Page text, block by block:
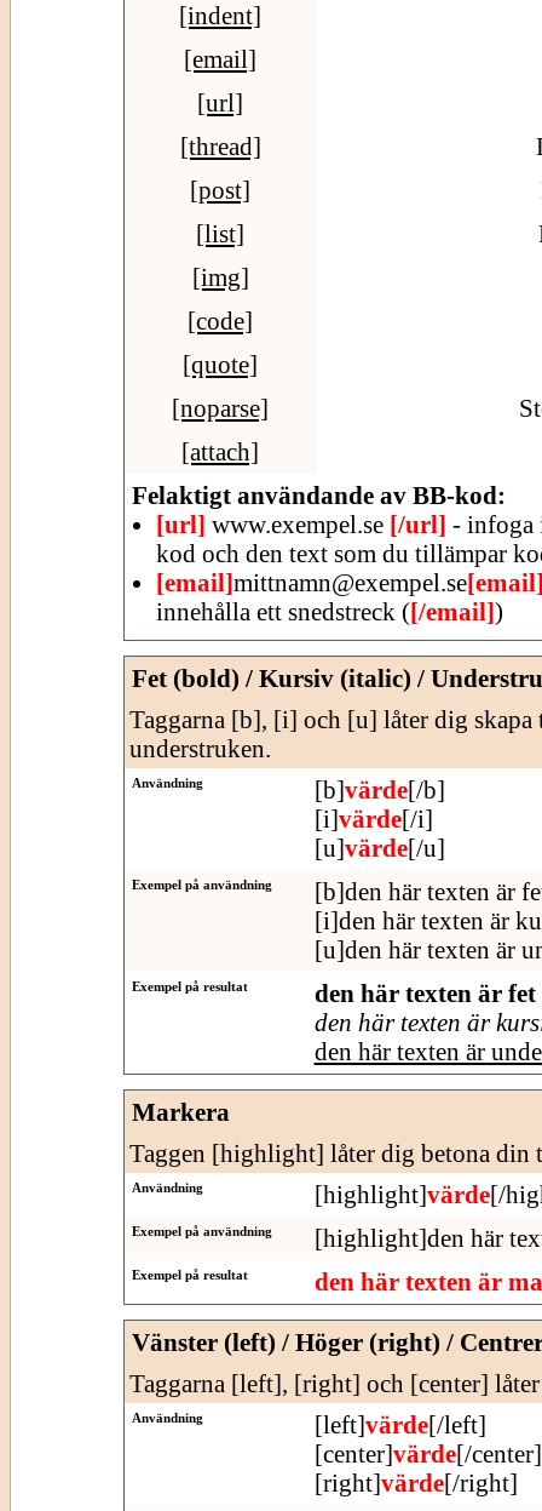
[indent]
[email]
[url]
[thread]
[post]
[list]
[img]
[code]
[quote]
[noparse]
[attach]
Felaktigt användande av BB-kod:
[url] www.exempel.se [/url] - infoga
kod och den text som du tillämpar
[email]mittnamn@exempel.se
innehålla ett snedstreck ([/email])
Fet (bold) / Kursiv (italic) /
Taggarna [b], [i] och [u] låter dig
understruken.
Användning [b]värde[/b]
[i]värde[/i]
[u]värde[/u]
Exempel på användning
[b]den här texten är
[i]den här texten är
[u]den här texten är
Exempel på resultat
den här texten är fet
den här texten är
den här texten är
Markera
Taggen [highlight] låter dig betona din
Användning [highlight]värde[/
Exempel på användning [highlight]den här
Exempel på resultat den här texten är
Vänster (left) / Höger (right) /
Taggarna [left], [right] och [center]
Användning [left]värde[/left]
[center]värde[/center]
[right]värde[/right]